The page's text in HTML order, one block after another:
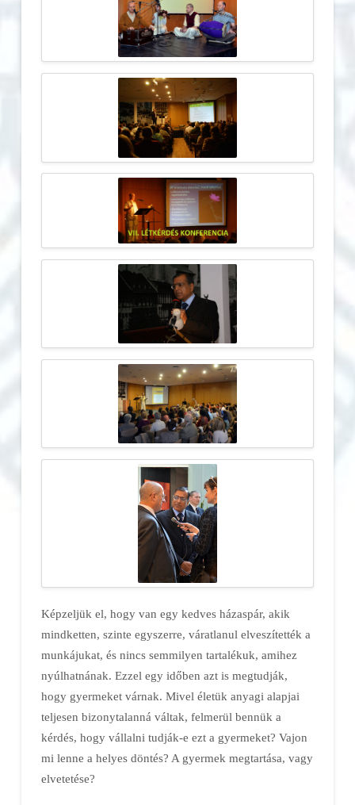
Képzeljük el, hogy van egy kedves házaspár, akik
mindketten, szinte egyszerre, váratlanul elveszítették a
munkájukat, és nincs semmilyen tartalékuk, amihez
nyúlhatnának. Ezzel egy időben azt is megtudják,
hogy gyermeket várnak. Mivel életük anyagi alapjai
teljesen bizonytalanná váltak, felmerül bennük a
kérdés, hogy vállalni tudják-e ezt a gyermeket? Vajon
mi lenne a helyes döntés? A gyermek megtartása, vagy
elvetetése?